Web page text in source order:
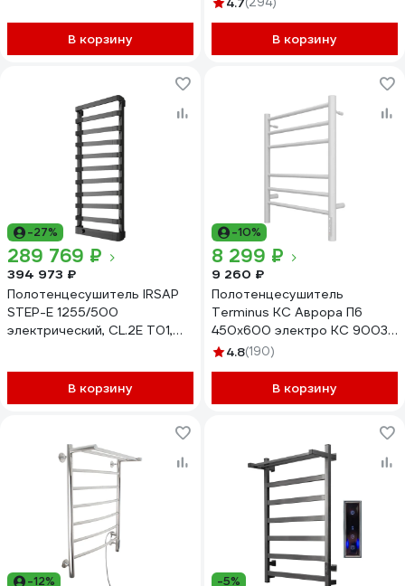
В корзину
В корзину
-27%
289 769 ₽
394 973 ₽
Полотенцесушитель IRSAP
STEP-E 1255/500
электрический, CL.2E T01,
В корзину
-10%
8 299 ₽
9 260 ₽
Полотенцесушитель
Terminus КС Аврора П6
450x600 электро КС 9003
матовый 4670078527462
4.8(190)
В корзину
-12% -5%